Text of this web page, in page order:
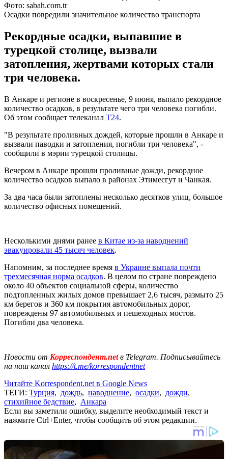
Фото: sabah.com.tr
Осадки повредили значительное количество транспорта
Рекордные осадки, выпавшие в
турецкой столице, вызвали
затопления, жертвами которых стали
три человека.
В Анкаре и регионе в воскресенье, 9 июня, выпало рекордное
количество осадков, в результате чего три человека погибли.
Об этом сообщает телеканал T24.
"В результате проливных дождей, которые прошли в Анкаре и
вызвали паводки и затопления, погибли три человека", -
сообщили в мэрии турецкой столицы.
Вечером в Анкаре прошли проливные дожди, рекордное
количество осадков выпало в районах Этимесгут и Чанкая.
За два часа были затоплены несколько десятков улиц, большое
количество офисных помещений.
Несколькими днями ранее в Китае из-за наводнений
эвакуировали 45 тысяч человек.
Напомним, за последнее время в Украине выпала почти
трехмесячная норма осадков. В целом по стране повреждено
около 40 объектов социальной сферы, количество
подтопленных жилых домов превышает 2,6 тысяч, размыто 25
км берегов и 360 км покрытия автомобильных дорог,
повреждены 97 автомобильных и пешеходных мостов.
Погибли два человека.
Новости от Корреспондент.netв Telegram. Подписывайтесь
на наш канал https://t.me/korrespondentnet
Читайте Korrespondent.net в Google News
ТЕГИ: Турция, дождь, наводнение, осадки, дожди,
стихийное бедствие, Анкара
Если вы заметили ошибку, выделите необходимый текст и
нажмите Ctrl+Enter, чтобы сообщить об этом редакции.